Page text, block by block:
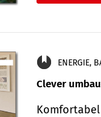
ENERGIE,
Clever